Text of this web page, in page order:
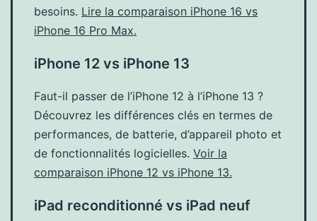
besoins. Lire la comparaison iPhone 16 vs
iPhone 16 Pro Max.
iPhone 12 vs iPhone 13
Faut-il passer de l’iPhone 12 à l’iPhone 13 ?
Découvrez les différences clés en termes de
performances, de batterie, d’appareil photo et
de fonctionnalités logicielles. Voir la
comparaison iPhone 12 vs iPhone 13.
iPad reconditionné vs iPad neuf